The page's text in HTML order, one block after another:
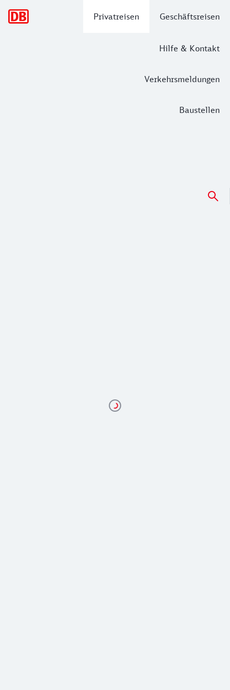
Privatreisen Geschäftsreisen
Hilfe & Kontakt
Verkehrsmeldungen
Baustellen